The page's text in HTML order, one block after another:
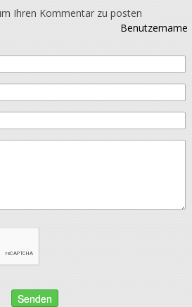
Ihren Kommentar zu posten
Benutzername